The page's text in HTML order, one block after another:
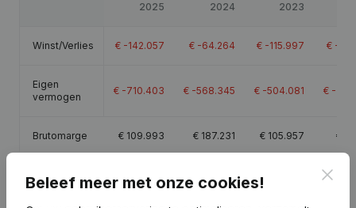
2025 2024 2023
Winst/Verlies € -142.057 € -64.264 € -115.997 € -
Eigen
vermogen
€ -710.403 € -568.345 € -504.081 € -
Brutomarge € 109.993 € 187.231 € 105.957 €
Beleef meer met onze cookies!